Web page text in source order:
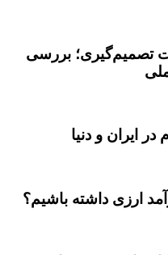
تصمیم‌گیری؛ بررسی
ایران و دنیا
ارزی داشته باشیم؟